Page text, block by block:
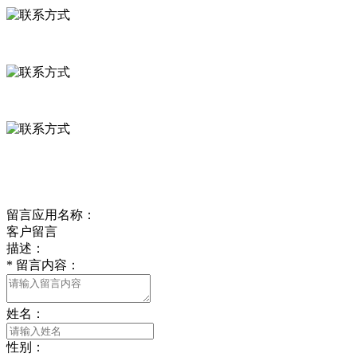
留言应用名称：
客户留言
描述：
* 留言内容：
姓名：
性别：